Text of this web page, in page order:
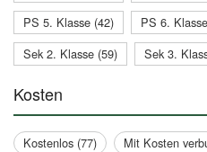
PS 5. Klasse (42)
PS 6.
Sek 2. Klasse (59)
Sek 3.
Kosten
Kostenlos (77) Mit Kosten